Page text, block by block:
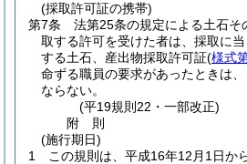
(採取許可証の携帯)
第7条
法第25条の規定による土石そ
取する許可を受けた者は、採取に
する土石、産出物採取許可証(様式
命ずる職員の要求があったときは
ならない。
(平19規則22・一部改正)
附 則
(施行期日)
1
この規則は、平成16年12月1日か